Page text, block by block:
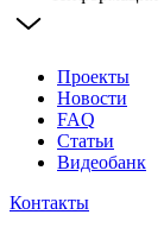
Проекты
Новости
FAQ
Статьи
Видеобанк
Контакты